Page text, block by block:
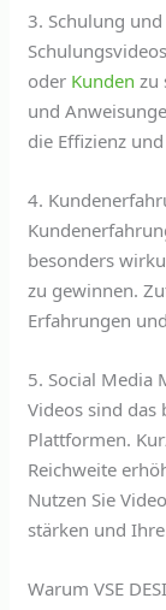
3. Schulung
oder Kunden zu
und
die Effizienz
4.
besonders
zu gewinnen.
Erfahrungen
5. Social Media
Videos sind das
Plattformen.
Reichweite
Nutzen Sie
stärken und
Warum VSE